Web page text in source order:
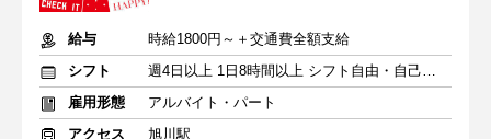
給与
時給1800円～＋交通費全額支給
シフト
週4日以上 1日8時間以上 シフト自由・自己申告
雇用形態
アルバイト・パート
アクセス
旭川駅